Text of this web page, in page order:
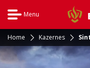
Menu
Home Kazernes